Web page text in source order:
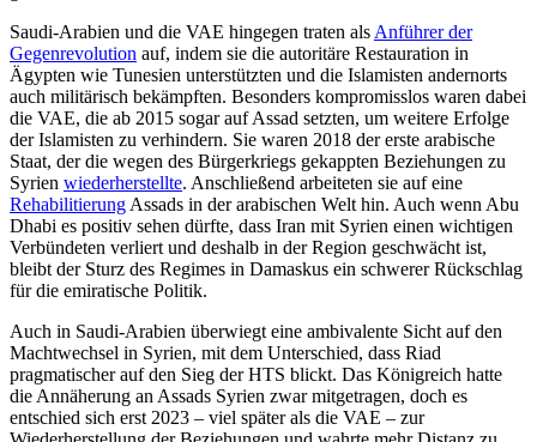
Saudi-Arabien und die VAE hingegen tra­ten als Anführer der
Gegenrevolution auf, indem sie die autoritäre Restauration in
Ägypten wie Tunesien unterstützten und die Islamisten andernorts
auch militärisch bekämpften. Besonders kompromisslos waren dabei
die VAE, die ab 2015 sogar auf Assad setzten, um weitere Erfolge
der Isla­misten zu verhindern. Sie waren 2018 der erste arabische
Staat, der die wegen des Bür­gerkriegs gekappten Beziehungen zu
Syrien wiederherstellte. Anschließend arbeiteten sie auf eine
Rehabilitierung Assads in der arabischen Welt hin. Auch wenn Abu
Dhabi es positiv sehen dürfte, dass Iran mit Syrien einen wichtigen
Verbündeten ver­liert und deshalb in der Region geschwächt ist,
bleibt der Sturz des Regimes in Damas­kus ein schwerer Rückschlag
für die emira­tische Politik.
Auch in Saudi-Arabien überwiegt eine ambivalente Sicht auf den
Machtwechsel in Syrien, mit dem Unterschied, dass Riad
pragmatischer auf den Sieg der HTS blickt. Das Königreich hatte
die Annäherung an Assads Syrien zwar mitgetragen, doch es
entschied sich erst 2023 – viel später als die VAE – zur